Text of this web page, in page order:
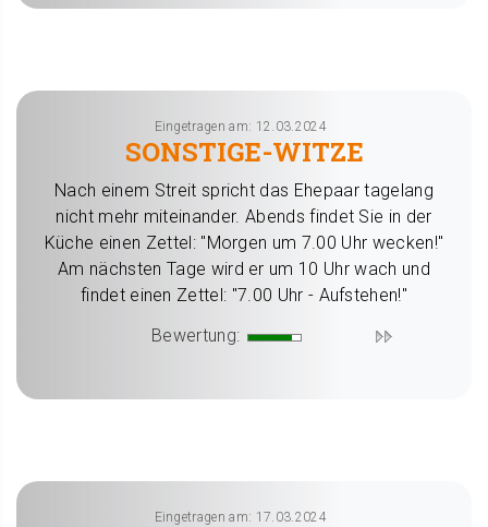
Eingetragen am: 12.03.2024
SONSTIGE-WITZE
Nach einem Streit spricht das Ehepaar tagelang
nicht mehr miteinander. Abends findet Sie in der
Küche einen Zettel: "Morgen um 7.00 Uhr wecken!"
Am nächsten Tage wird er um 10 Uhr wach und
findet einen Zettel: "7.00 Uhr - Aufstehen!"
Bewertung:
Eingetragen am: 17.03.2024